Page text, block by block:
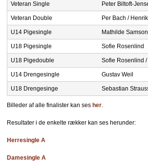
Veteran Single Peter Biltoft-
Veteran Double Per Bach /
U14 Pigesingle Mathilde Samson
U18 Pigesingle Sofie Rosenlind
U18 Pigedouble Sofie Rosenlind
U14 Drengesingle Gustav Weil
U18 Drengesinge Sebastian
Billeder af alle finalister kan ses her.
Resultater i de enkelte rækker kan ses herunder:
Herresingle A
Damesingle A